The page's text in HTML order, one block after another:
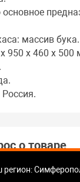
регион:
основное
массив бука.
950 x 460 x 500
о товаре